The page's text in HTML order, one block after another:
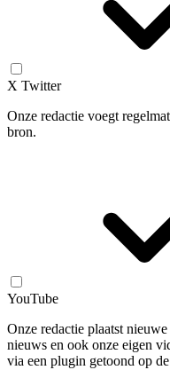
X Twitter
Onze redactie voegt
bron.
YouTube
Onze redactie plaatst
nieuws en ook onze eigen
via een plugin getoond op